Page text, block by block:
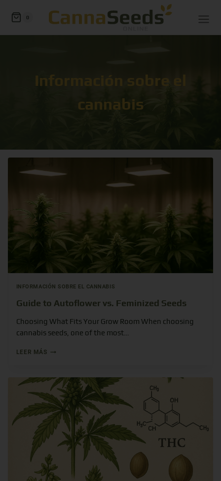
0
Información sobre el
cannabis
INFORMACIÓN SOBRE EL CANNABIS
Guide to Autoflower vs. Feminized Seeds
Choosing What Fits Your Grow Room When choosing
cannabis seeds, one of the most…
LEER MÁS